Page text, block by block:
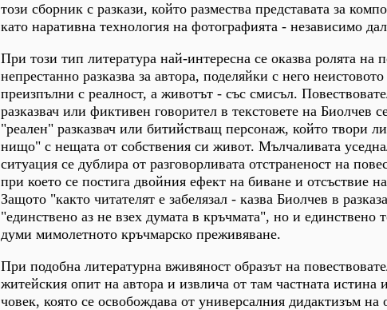
този сборник с разкази, който размества представата за
като наративна технология на фотографията - независимо
При този тип литература най-интересна се оказва ролята на
непрестанно разказва за автора, поделяйки с него
преизпълни с реалност, а животът - със смисъл.
разказвач или фиктивен говорител в текстовете на Биолчев
"реален" разказвач или битийстващ персонаж, който твори
нищо" с нещата от собствения си живот. Мълчаливата
ситуация се дублира от разговорливата отстраненост на
при което се постига двойния ефект на биване и отсъствие
Защото "както читателят е забелязал - казва Биолчев в
"единствено аз не взех думата в кръчмата", но и единствено
думи мимолетното кръчмарско преживяване.
При подобна литературна вживяност образът на
житейския опит на автора и извлича от там частната истина
човек, която се освобождава от универсалния дидактизъм